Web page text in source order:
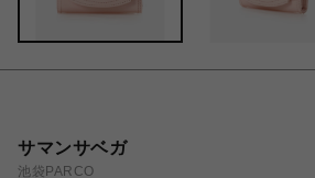
サマンサベガ
池袋PARCO